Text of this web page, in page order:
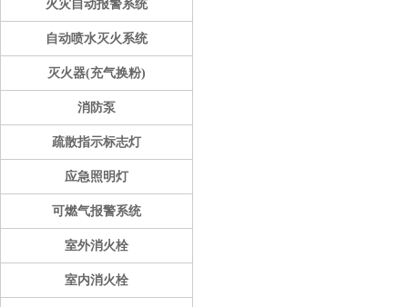
火灾自动报警系统
自动喷水灭火系统
灭火器(充气换粉)
消防泵
疏散指示标志灯
应急照明灯
可燃气报警系统
室外消火栓
室内消火栓